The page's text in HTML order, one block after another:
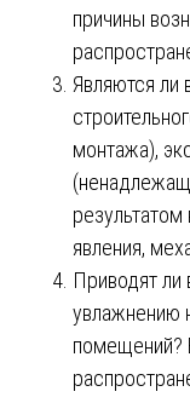
причины
Являются
монтажа),
явления,
Приводят
увлажнению
помещений?